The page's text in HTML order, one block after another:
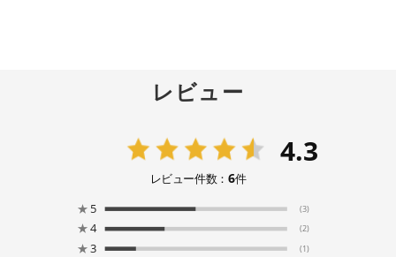
レビュー
4.3
レビュー件数： 6件
★ 5 (3)
★4 (2)
★3 (1)